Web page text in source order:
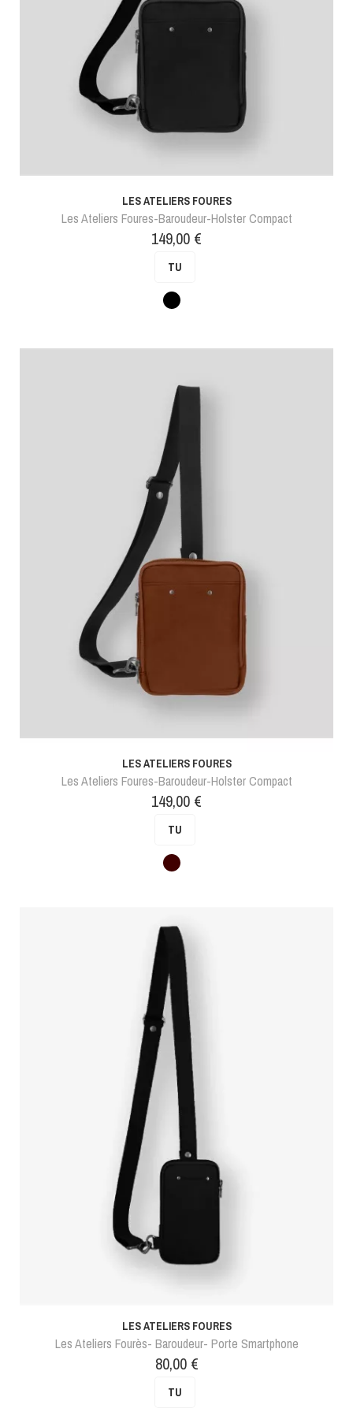
LES ATELIERS FOURES
Les Ateliers Foures-Baroudeur-Holster Compact
Prix
149,00 €
TU
Noir
LES ATELIERS FOURES
Les Ateliers Foures-Baroudeur-Holster Compact
Prix
149,00 €
TU
Marron
LES ATELIERS FOURES
Les Ateliers Fourès- Baroudeur- Porte Smartphone
Prix
80,00 €
TU